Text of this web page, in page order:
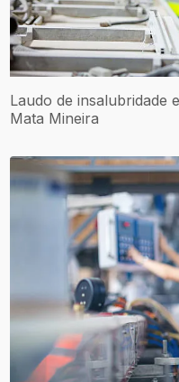
Laudo de insalubridade
Mata Mineira